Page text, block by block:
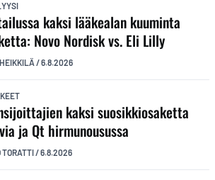
kaksi lääkealan kuuminta
Novo Nordisk vs. Eli Lilly
/6.8.2026
kaksi suosikkiosaketta
ja Qt hirmunousussa
/6.8.2026